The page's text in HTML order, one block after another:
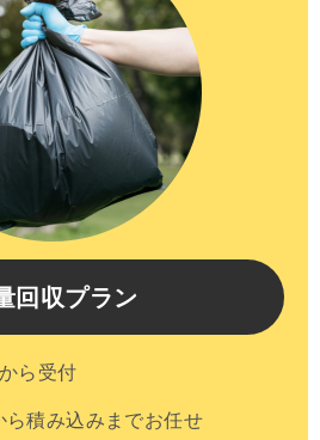
回収プラン
ら受付
ら積み込みまでお任せ